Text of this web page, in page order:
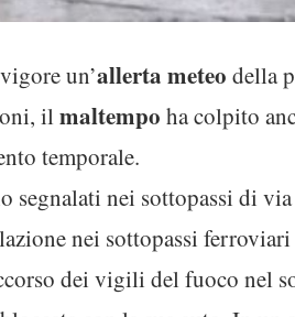
un’allerta meteo della
ilmaltempo ha colpito
temporale.
segnalati nei sottopassi di
nei sottopassi
dei vigili del fuoco nel